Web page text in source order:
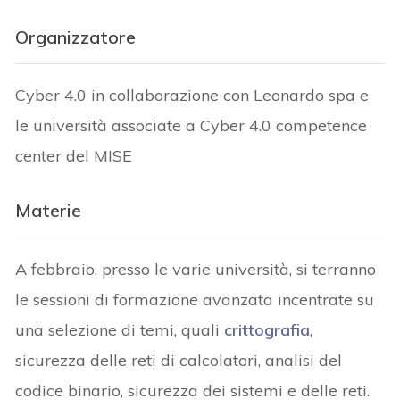
Organizzatore
Cyber 4.0 in collaborazione con Leonardo spa e
le università associate a Cyber 4.0 competence
center del MISE
Materie
A febbraio, presso le varie università, si terranno
le sessioni di formazione avanzata incentrate su
una selezione di temi, quali crittografia,
sicurezza delle reti di calcolatori, analisi del
codice binario, sicurezza dei sistemi e delle reti.